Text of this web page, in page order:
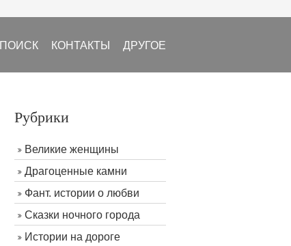
ПОИСК КОНТАКТЫ ДРУГОЕ
Рубрики
Великие женщины
Драгоценные камни
Фант. истории о любви
Сказки ночного города
Истории на дороге